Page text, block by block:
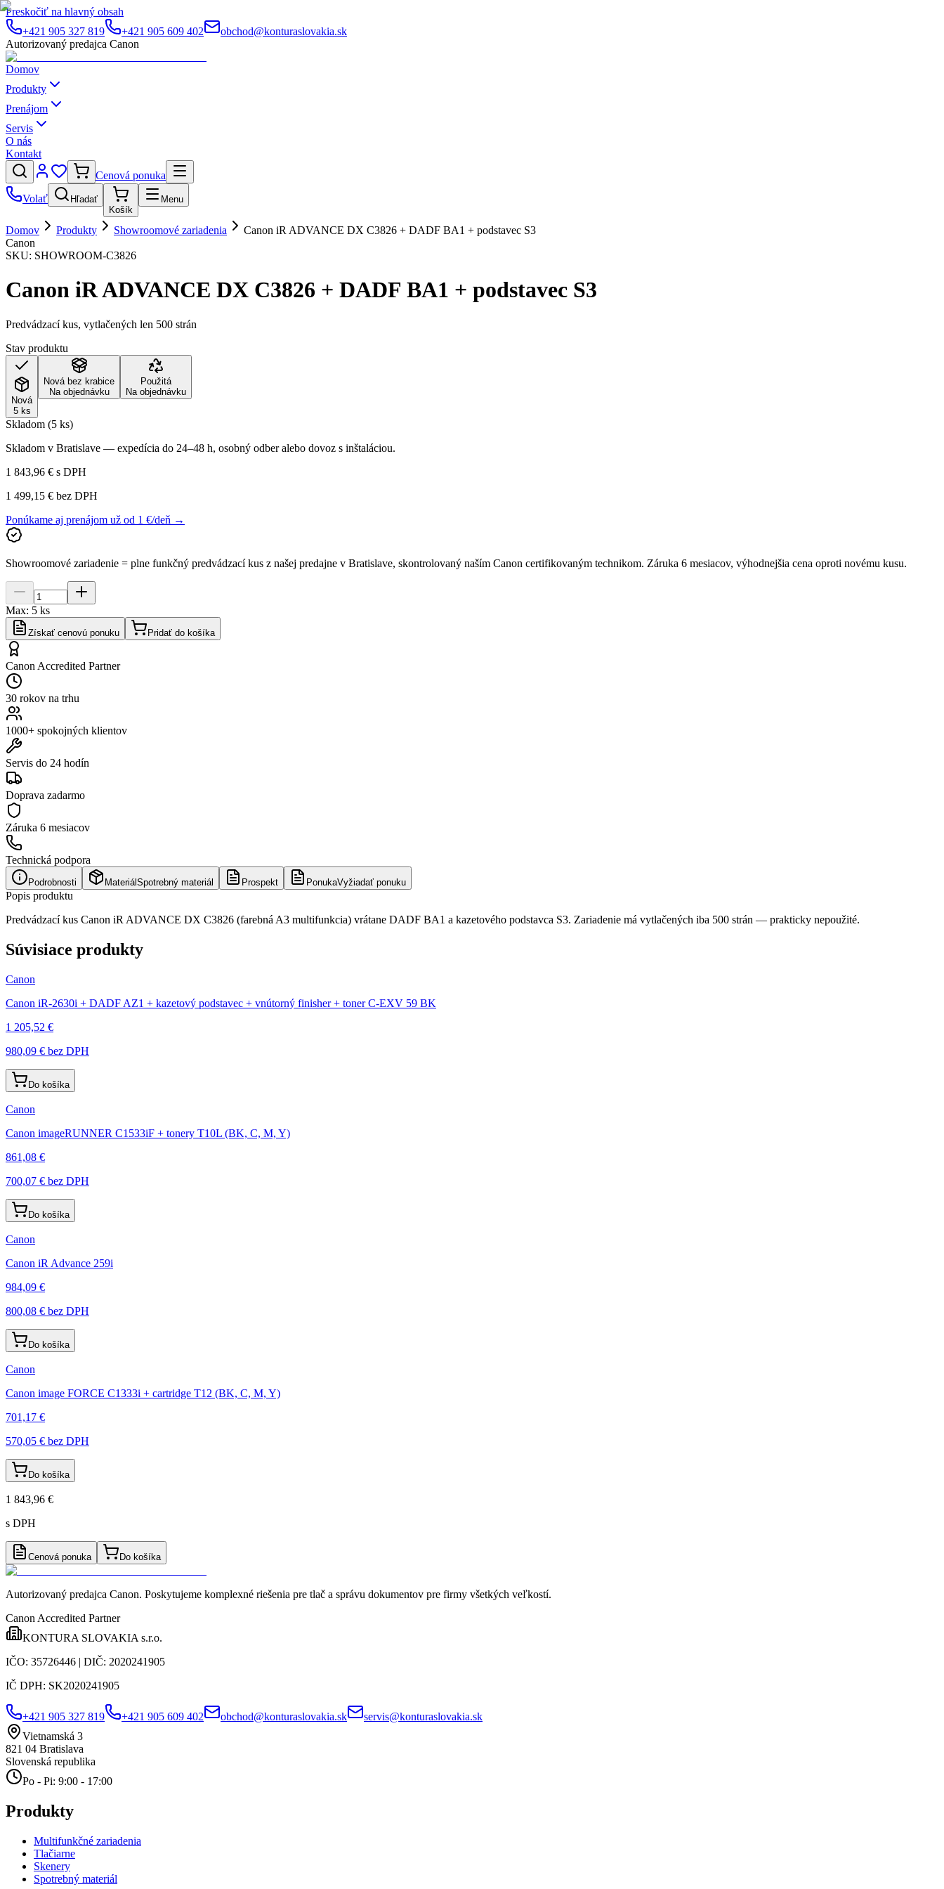
Preskočiť na hlavný obsah
+421 905 327 819
+421 905 609 402
obchod@konturaslovakia.sk
Autorizovaný predajca Canon
Domov
Produkty
Prenájom
Servis
O nás
Kontakt
Cenová ponuka
Volať
Hľadať
Košík
Menu
Domov Produkty Showroomové zariadenia
Canon iR ADVANCE DX C3826 + DADF BA1 + podstavec S3
Canon
SKU: SHOWROOM-C3826
Canon iR ADVANCE DX C3826 + DADF BA1 + podstavec S3
Predvádzací kus, vytlačených len 500 strán
Stav produktu
Nová
5 ks
Nová bez krabice
Na objednávku
Použitá
Na objednávku
Skladom (5 ks)
Skladom v Bratislave — expedícia do 24–48 h, osobný odber alebo dovoz s inštaláciou.
1 843,96 € s DPH
1 499,15 € bez DPH
Ponúkame aj prenájom už od 1 €/deň →
Showroomové zariadenie = plne funkčný predvádzací kus z našej predajne v Bratislave, skontrolovaný naším Canon certifikovaným technikom. Záruka 6 mesiacov, výhodnejšia cena oproti novému kusu.
Max: 5 ks
Získať cenovú ponuku Pridať do košíka
Canon Accredited Partner
30 rokov na trhu
1000+ spokojných klientov
Servis do 24 hodín
Doprava zadarmo
Záruka 6 mesiacov
Technická podpora
Podrobnosti Materiál Spotrebný materiál Prospekt PonukaVyžiadať ponuku
Popis produktu
Predvádzací kus Canon iR ADVANCE DX C3826 (farebná A3 multifunkcia) vrátane DADF BA1 a kazetového podstavca S3. Zariadenie má vytlačených iba 500 strán — prakticky nepoužité.
Súvisiace produkty
Canon
Canon iR-2630i + DADF AZ1 + kazetový podstavec + vnútorný finisher + toner C-EXV 59 BK
1 205,52 €
980,09 € bez DPH
Do košíka
Canon
Canon imageRUNNER C1533iF + tonery T10L (BK, C, M, Y)
861,08 €
700,07 € bez DPH
Do košíka
Canon
Canon iR Advance 259i
984,09 €
800,08 € bez DPH
Do košíka
Canon
Canon image FORCE C1333i + cartridge T12 (BK, C, M, Y)
701,17 €
570,05 € bez DPH
Do košíka
1 843,96 €
s DPH
Cenová ponuka Do košíka
Autorizovaný predajca Canon. Poskytujeme komplexné riešenia pre tlač a správu dokumentov pre firmy všetkých veľkostí.
Canon Accredited Partner
KONTURA SLOVAKIA s.r.o.
IČO: 35726446 | DIČ: 2020241905
IČ DPH: SK2020241905
+421 905 327 819 +421 905 609 402 obchod@konturaslovakia.sk
servis@konturaslovakia.sk
Vietnamská 3
821 04 Bratislava
Slovenská republika
Po - Pi: 9:00 - 17:00
Produkty
Multifunkčné zariadenia
Tlačiarne
Skenery
Spotrebný materiál